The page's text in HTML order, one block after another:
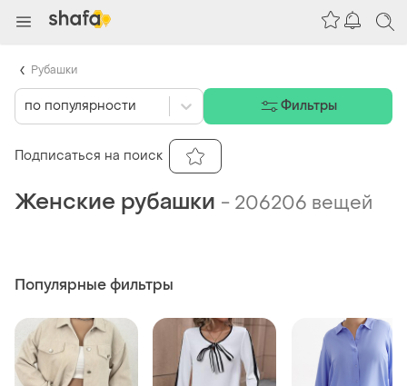
Женские рубашки - 206206 вещей
Популярные фильтры
по популярности Фильтры
Подписаться на поиск
Рубашки